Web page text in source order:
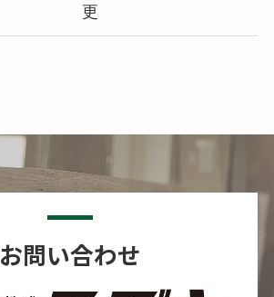
更
お問い合わせ